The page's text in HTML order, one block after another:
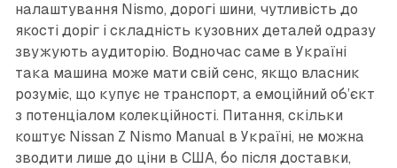
налаштування Nismo, дорогі шини, чутливість до
якості доріг і складність кузовних деталей одразу
звужують аудиторію. Водночас саме в Україні
така машина може мати свій сенс, якщо власник
розуміє, що купує не транспорт, а емоційний об’єкт
з потенціалом колекційності. Питання, скільки
коштує Nissan Z Nismo Manual в Україні, не можна
зводити лише до ціни в США, бо після доставки,